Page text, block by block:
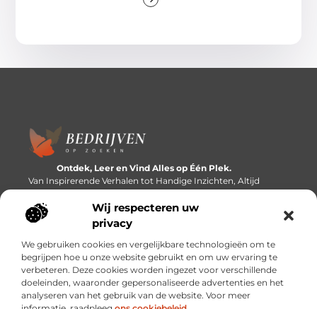
Wij respecteren uw
privacy
We gebruiken cookies en vergelijkbare technologieën om te
begrijpen hoe u onze website gebruikt en om uw ervaring te
verbeteren. Deze cookies worden ingezet voor verschillende
doeleinden, waaronder gepersonaliseerde advertenties en het
analyseren van het gebruik van de website. Voor meer
Ontdek, Leer en Vind Alles op Één Plek.
Van Inspirerende Verhalen tot Handige Inzichten, Altijd
Binnen Handbereik.
Bericht categorie
Onze informatie